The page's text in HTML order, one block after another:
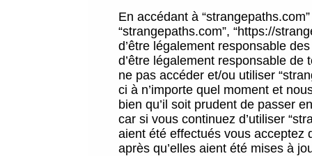
En accédant à
“strangepaths.com”, “https://
d’être légalement responsable
d’être légalement responsable
ne pas accéder et/ou utiliser
ci à n’importe quel moment et
bien qu’il soit prudent de passer
car si vous continuez d’utiliser
aient été effectués vous acceptez
après qu’elles aient été mises à